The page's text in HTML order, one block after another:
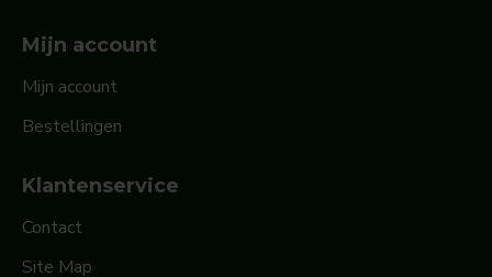
Mijn account
Mijn account
Bestellingen
Klantenservice
Contact
Site Map